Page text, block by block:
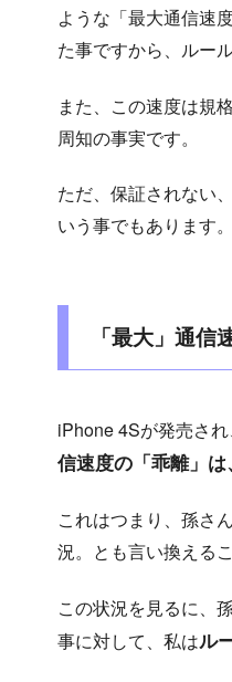
ような「最大通信速
た事ですから、ルー
また、この速度は規
周知の事実です。
ただ、保証されない
いう事でもあります。
「最大」通
iPhone 4Sが発売さ
信速度の「乖離」
これはつまり、孫さ
況。とも言い換える
この状況を見るに、孫
事に対して、私はル